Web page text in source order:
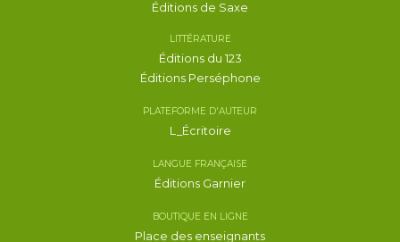
Éditions de Saxe
LITTÉRATURE
Éditions du 123
Éditions Perséphone
PLATEFORME D'AUTEUR
L_Écritoire
LANGUE FRANÇAISE
Éditions Garnier
BOUTIQUE EN LIGNE
Place des enseignants